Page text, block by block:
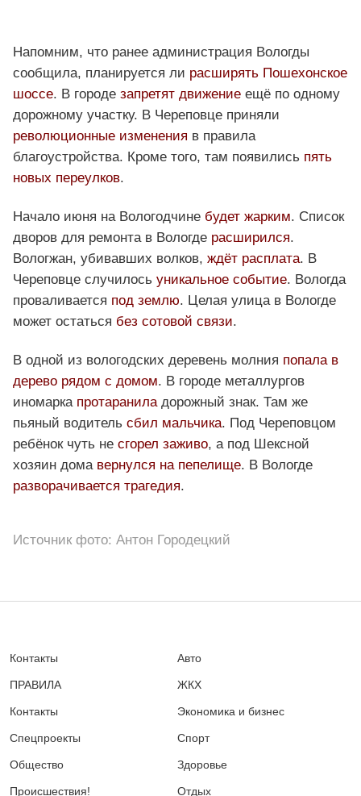
Напомним, что ранее администрация Вологды
сообщила, планируется ли расширять Пошехонское
шоссе. В городе запретят движение ещё по одному
дорожному участку. В Череповце приняли
революционные изменения в правила
благоустройства. Кроме того, там появились пять
новых переулков.
Начало июня на Вологодчине будет жарким. Список
дворов для ремонта в Вологде расширился.
Вологжан, убивавших волков, ждёт расплата. В
Череповце случилось уникальное событие. Вологда
проваливается под землю. Целая улица в Вологде
может остаться без сотовой связи.
В одной из вологодских деревень молния попала в
дерево рядом с домом. В городе металлургов
иномарка протараниладорожный знак. Там же
пьяный водитель сбил мальчика. Под Череповцом
ребёнок чуть не сгорел заживо, а под Шексной
хозяин дома вернулся на пепелище. В Вологде
разворачивается трагедия.
Источник фото: Антон Городецкий
Контакты
ПРАВИЛА
Контакты
Спецпроекты
Общество
Происшествия!
Авто
ЖКХ
Экономика и бизнес
Спорт
Здоровье
Отдых